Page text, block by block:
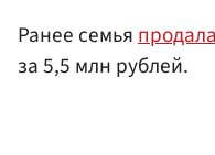
Ранее семья
за 5,5 млн рублей.